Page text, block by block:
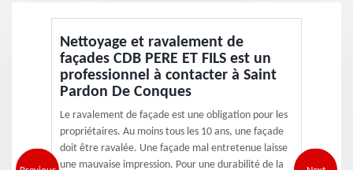
Nettoyage et ravalement de
façades CDB PERE ET FILS est un
professionnel à contacter à Saint
Pardon De Conques
Le ravalement de façade est une obligation pour les
propriétaires. Au moins tous les 10 ans, une façade
doit être ravalée. Une façade mal entretenue laisse
une mauvaise impression. Pour une durabilité de la